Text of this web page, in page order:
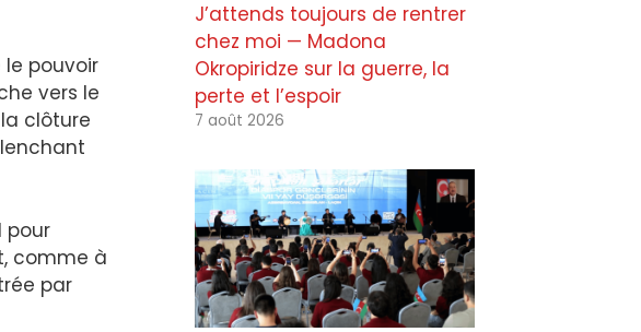
pouvoir
vers le
clôture
pour
comme à
par
J’attends toujours de rentrer
chez moi — Madona
Okropiridze sur la guerre, la
perte et l’espoir
7 août 2026